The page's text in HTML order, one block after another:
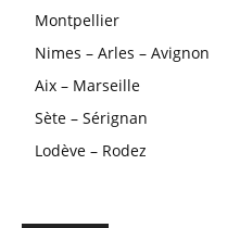
Montpellier
Nimes – Arles – Avignon
Aix – Marseille
Sète – Sérignan
Lodève – Rodez